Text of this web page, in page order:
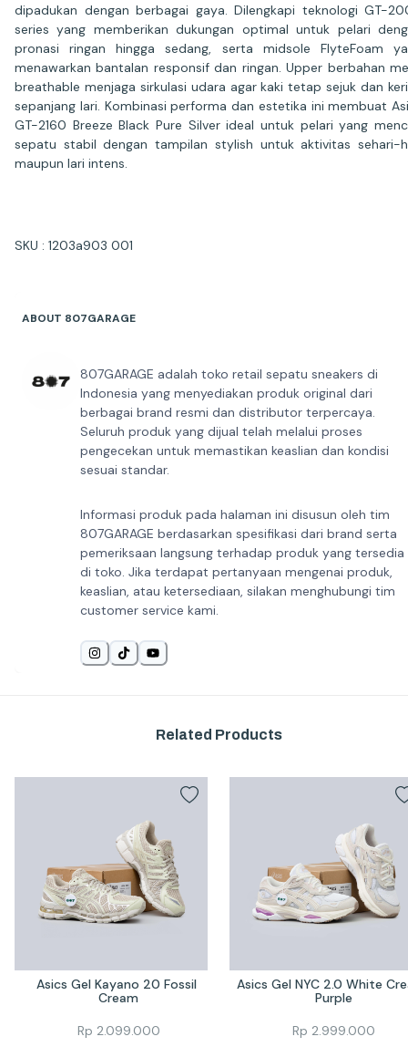
dipadukan dengan berbagai gaya. Dilengkapi teknologi GT-
series yang memberikan dukungan optimal untuk pelari
pronasi ringan hingga sedang, serta midsole FlyteFoam
menawarkan bantalan responsif dan ringan. Upper berbahan
breathable menjaga sirkulasi udara agar kaki tetap sejuk dan
sepanjang lari. Kombinasi performa dan estetika ini membuat
GT-2160 Breeze Black Pure Silver ideal untuk pelari yang
sepatu stabil dengan tampilan stylish untuk aktivitas sehari-
maupun lari intens.
SKU : 1203a903 001
ABOUT 807GARAGE
807GARAGE adalah toko retail sepatu sneakers di
Indonesia yang menyediakan produk original dari
berbagai brand resmi dan distributor terpercaya.
Seluruh produk yang dijual telah melalui proses
pengecekan untuk memastikan keaslian dan kondisi
sesuai standar.
Informasi produk pada halaman ini disusun oleh tim
807GARAGE berdasarkan spesifikasi dari brand serta
pemeriksaan langsung terhadap produk yang tersedia
di toko. Jika terdapat pertanyaan mengenai produk,
keaslian, atau ketersediaan, silakan menghubungi tim
customer service kami.
Related Products
Asics Gel Kayano 20 Fossil
Cream
Rp 2.099.000
Asics Gel NYC 2.0 White
Purple
Rp 2.999.000